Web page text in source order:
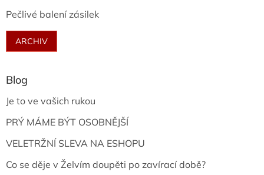
Pečlivé balení zásilek
ARCHIV
Blog
Je to ve vašich rukou
PRÝ MÁME BÝT OSOBNĚJŠÍ
VELETRŽNÍ SLEVA NA ESHOPU
Co se děje v Želvím doupěti po zavírací době?